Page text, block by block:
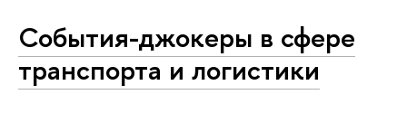
События-джокеры в сфере
транспорта и логистики